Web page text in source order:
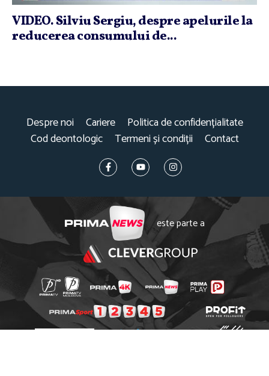
VIDEO. Silviu Sergiu, despre apelurile la
reducerea consumului de...
Despre noi Cariere
Politica de confidențialitate
Cod deontologic
Termeni și condiții Contact
este parte a